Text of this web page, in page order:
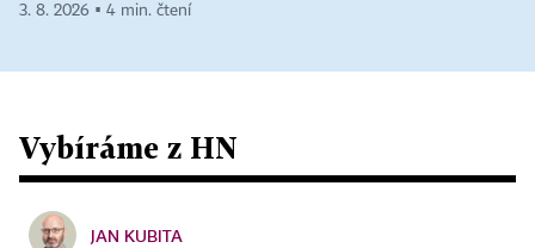
3. 8. 2026 ▪ 4 min. čtení
Vybíráme z HN
JAN KUBITA